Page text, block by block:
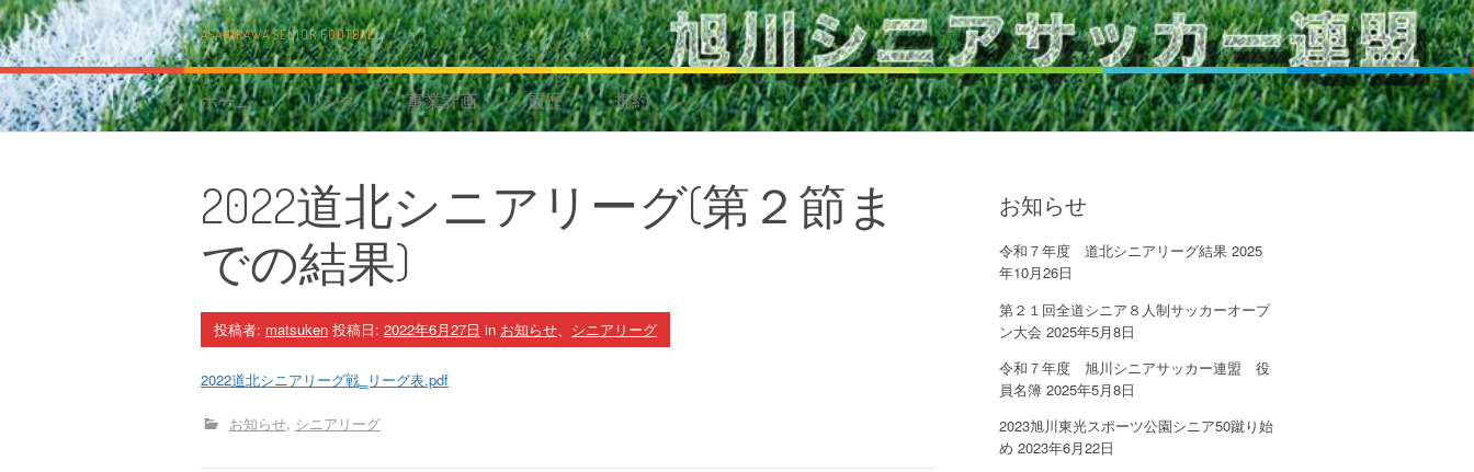
コ
ン
テ
ン
ツ
へ
ASAHIKAWA SENIOR FOOTBALL
ホーム リンク 事業計画 履歴 規約
2022道北シニアリーグ(第２節ま
での結果)
投稿者: matsuken 投稿日: 2022年6月27日 in お知らせ シニアリーグ
2022道北シニアリーグ戦‗リーグ表.pdf
お知らせ シニアリーグ
お知らせ
令和７年度 道北シニアリーグ結果 2025
年10月26日
第２１回全道シニア８⼈制サッカーオープ
ン⼤会 2025年5月8日
令和７年度 旭川シニアサッカー連盟 役
員名簿 2025年5月8日
2023旭川東光スポーツ公園シニア50蹴り始
め 2023年6月22日